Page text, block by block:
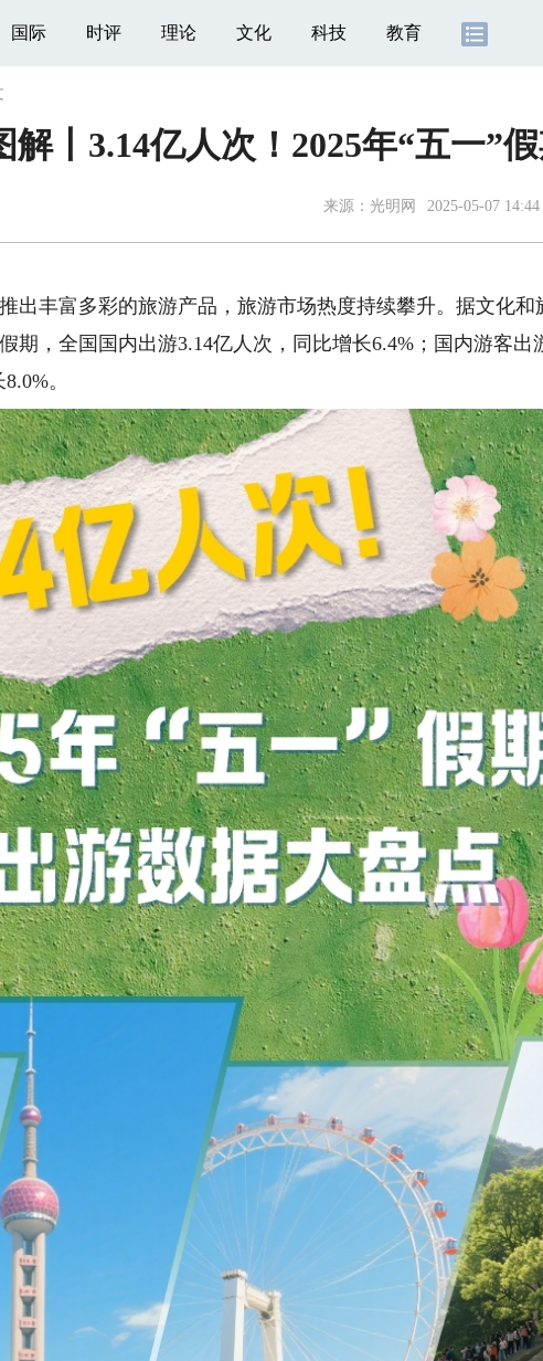
国际 时评 理论 文化 科技 教育
解丨3.14亿人次！2025年“五一”
来源： 光明网 2025-05-07 14:44
丰富多彩的旅游产品，旅游市场热度持续攀升。据文化和
期，全国国内出游3.14亿人次，同比增长6.4%；国内游客出
。